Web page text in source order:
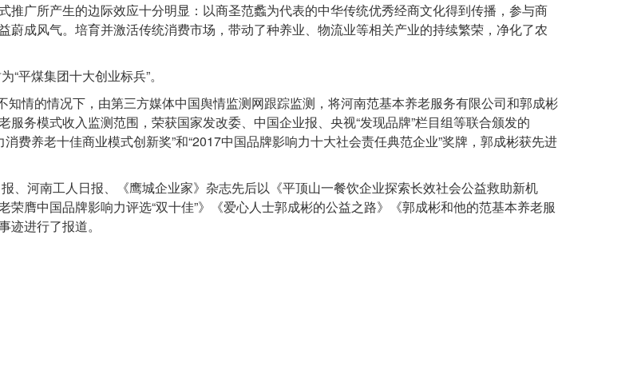
推广所产生的边际效应十分明显：以商圣范蠡为代表的中华传统优秀经商文化得到传播，参与商
蔚成风气。培育并激活传统消费市场，带动了种养业、物流业等相关产业的持续繁荣，净化了农
“平煤集团十大创业标兵”。
知情的情况下，由第三方媒体中国舆情监测网跟踪监测，将河南范基本养老服务有限公司和郭成彬
服务模式收入监测范围，荣获国家发改委、中国企业报、央视“发现品牌”栏目组等联合颁发的
消费养老十佳商业模式创新奖”和“2017中国品牌影响力十大社会责任典范企业”奖牌，郭成彬获先进
、河南工人日报、《鹰城企业家》杂志先后以《平顶山一餐饮企业探索长效社会公益救助新机
荣膺中国品牌影响力评选“双十佳”》《爱心人士郭成彬的公益之路》《郭成彬和他的范基本养老服
迹进行了报道。